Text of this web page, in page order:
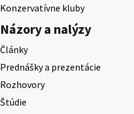
Konzervatívne kluby
Názory a nalýzy
Články
Prednášky a prezentácie
Rozhovory
Štúdie